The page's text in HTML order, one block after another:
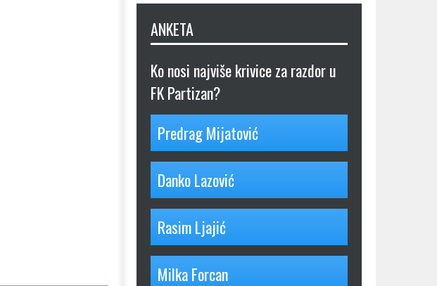
ANKETA
Ko nosi najviše krivice za razdor u
FK Partizan?
Predrag Mijatović
Danko Lazović
Rasim Ljajić
Milka Forcan